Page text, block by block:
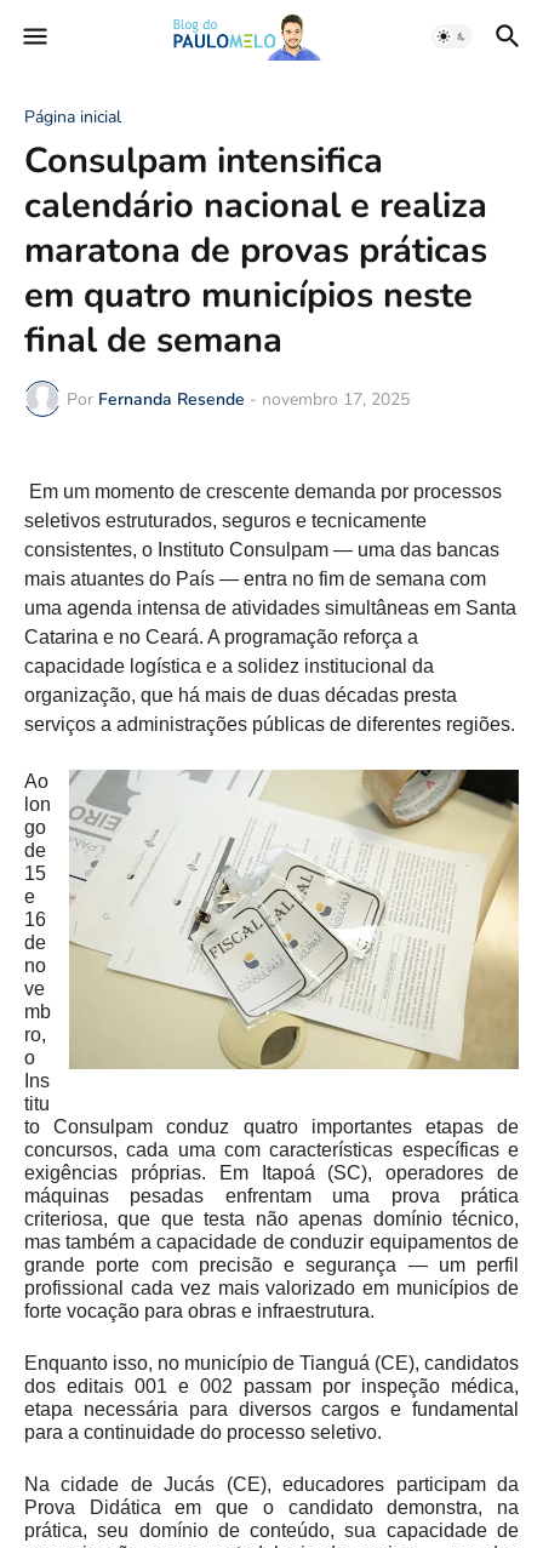
Página inicial
Consulpam intensifica
calendário nacional e realiza
maratona de provas práticas
em quatro municípios neste
final de semana
Por Fernanda Resende - novembro 17, 2025
Em um momento de crescente demanda por processos
seletivos estruturados, seguros e tecnicamente
consistentes, o Instituto Consulpam — uma das bancas
mais atuantes do País — entra no fim de semana com
uma agenda intensa de atividades simultâneas em Santa
Catarina e no Ceará. A programação reforça a
capacidade logística e a solidez institucional da
organização, que há mais de duas décadas presta
serviços a administrações públicas de diferentes regiões.
Ao
lon
go
de
15
e
16
de
no
ve
mb
ro,
o
Ins
titu
to Consulpam conduz quatro importantes etapas de
concursos, cada uma com características específicas e
exigências próprias. Em Itapoá (SC), operadores de
máquinas pesadas enfrentam uma prova prática
criteriosa, que que testa não apenas domínio técnico,
mas também a capacidade de conduzir equipamentos de
grande porte com precisão e segurança — um perfil
profissional cada vez mais valorizado em municípios de
forte vocação para obras e infraestrutura.
Enquanto isso, no município de Tianguá (CE), candidatos
dos editais 001 e 002 passam por inspeção médica,
etapa necessária para diversos cargos e fundamental
para a continuidade do processo seletivo.
Na cidade de Jucás (CE), educadores participam da
Prova Didática em que o candidato demonstra, na
prática, seu domínio de conteúdo, sua capacidade de